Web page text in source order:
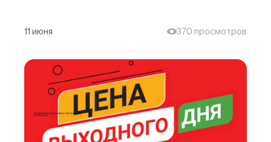
Контакты
11 июня 370 просмотров